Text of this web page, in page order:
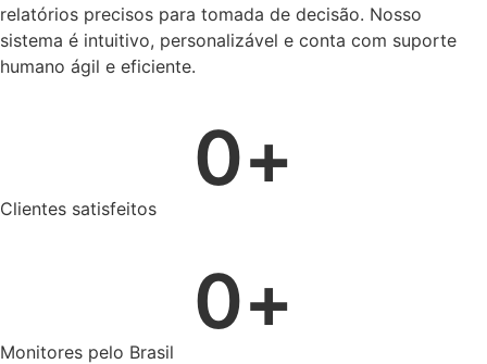
relatórios precisos para tomada de decisão. Nosso
sistema é intuitivo, personalizável e conta com suporte
humano ágil e eficiente.
0+
Clientes satisfeitos
0+
Monitores pelo Brasil